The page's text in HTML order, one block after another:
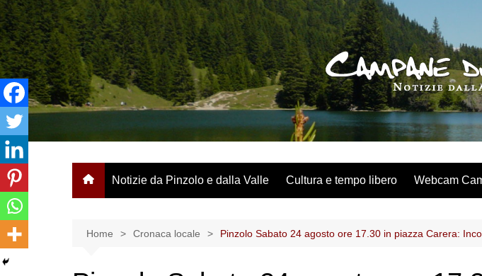
Salta
al
contenuto
Notizie da Pinzolo e dalla Valle Cultura e tempo libero Webcam
Home Cronaca locale Pinzolo Sabato 24 agosto ore 17.30 in piazza Carera: